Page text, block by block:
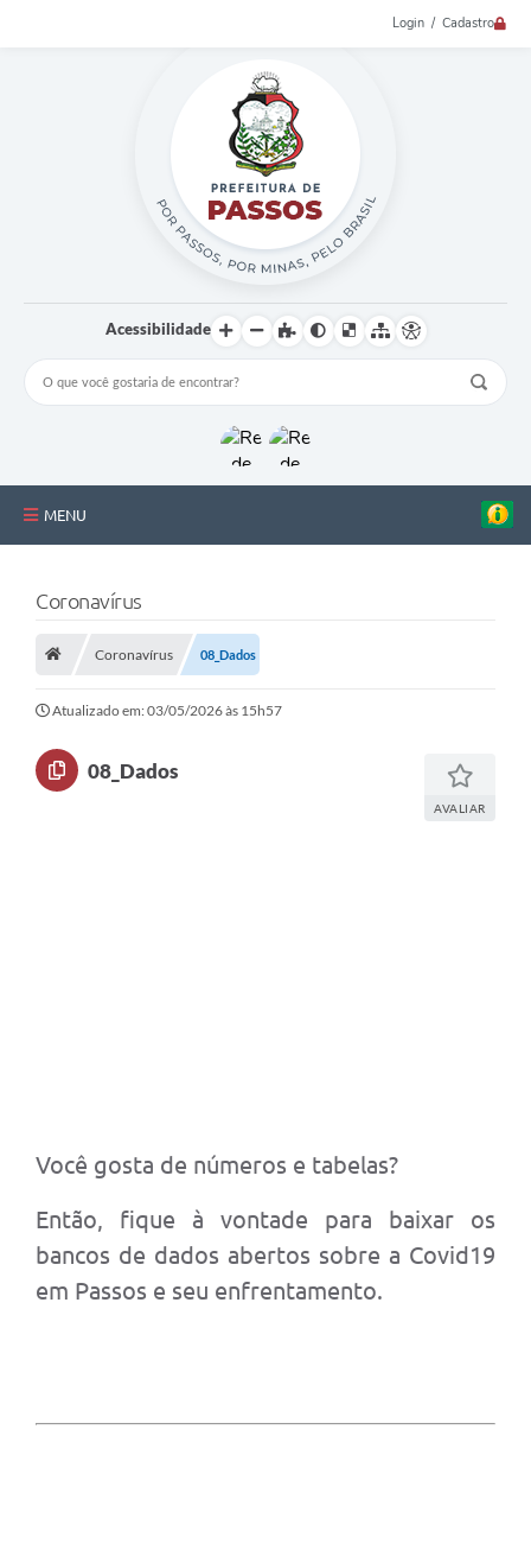
Login / Cadastro
Acessibilidade
MENU
Telefones Úteis
Estrutura Administrativa
Galeria de Fotos
Coronavírus
Coronavírus 08_Dados
Atualizado em: 03/05/2026 às 15h57
08_Dados
AVALIAR
Você gosta de números e tabelas?
Então, fique à vontade para baixar os
bancos de dados abertos sobre a Covid19
em Passos e seu enfrentamento.